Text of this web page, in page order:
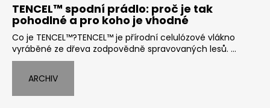
TENCEL™ spodní prádlo: proč je tak
pohodlné a pro koho je vhodné
Co je TENCEL™?TENCEL™ je přírodní celulózové vlákno
vyráběné ze dřeva zodpovědně spravovaných lesů. ...
ARCHIV